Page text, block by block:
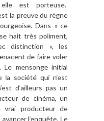
est porteuse.
la preuve du règne
Dans « ce
hait très poliment,
distinction », les
de faire voler
Le mensonge initial
la société qui n’est
d’ailleurs pas un
de cinéma, un
vrai producteur de
l’enquête. Le